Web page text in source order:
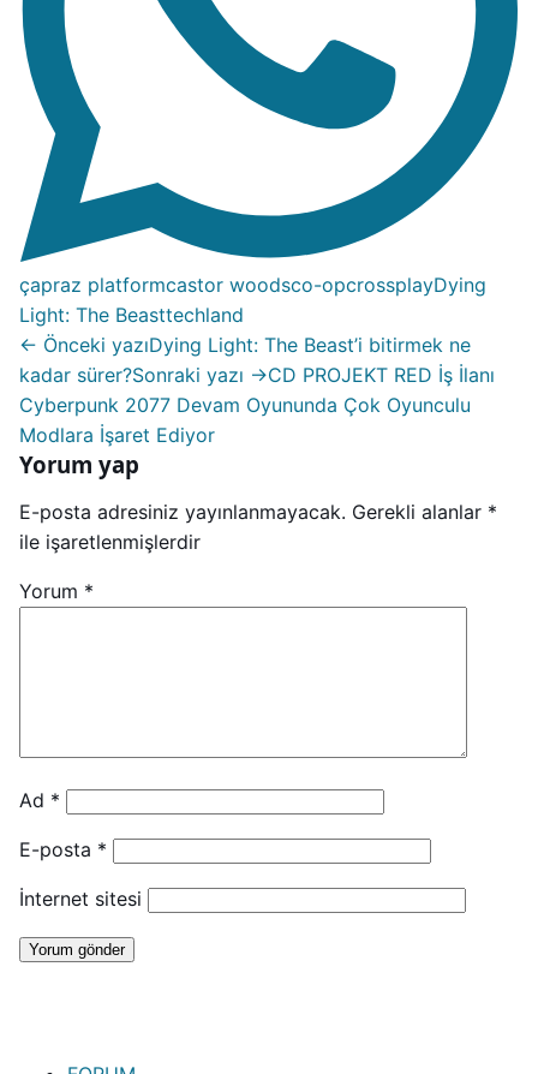
çapraz platformcastor woodsco-opcrossplayDying
Light: The Beasttechland
← Önceki yazıDying Light: The Beast’i bitirmek ne
kadar sürer?Sonraki yazı →CD PROJEKT RED İş İlanı
Cyberpunk 2077 Devam Oyununda Çok Oyunculu
Modlara İşaret Ediyor
Yorum yap
E-posta adresiniz yayınlanmayacak. Gerekli alanlar *
ile işaretlenmişlerdir
Yorum *
Ad *
E-posta *
İnternet sitesi